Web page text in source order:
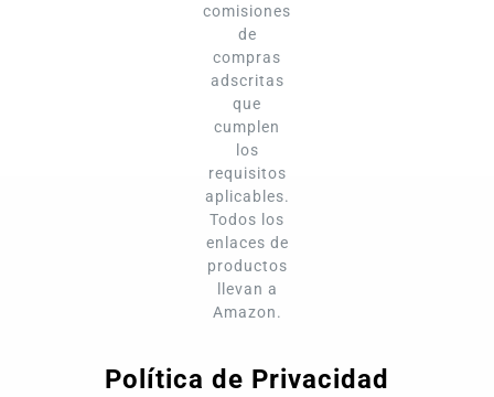
comisiones
de
compras
adscritas
que
cumplen
los
requisitos
aplicables.
Todos los
enlaces de
productos
llevan a
Amazon.
Política de Privacidad